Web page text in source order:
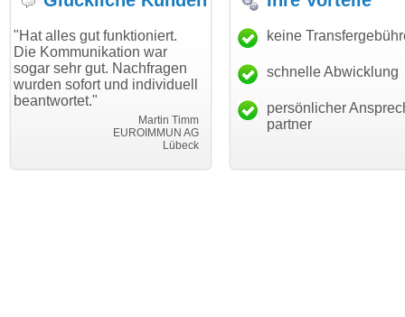
gut funktioniert.
war
gut. Nachfragen
und individuell
EUROIMMUN AG
"Danke für den schnellen
Transfer und guten Service!"
Thomas Schäfer
i can eckert communication GmbH
"Ich bin
haben.
mein
keine
schnelle Abwicklung
persönlicher
partner